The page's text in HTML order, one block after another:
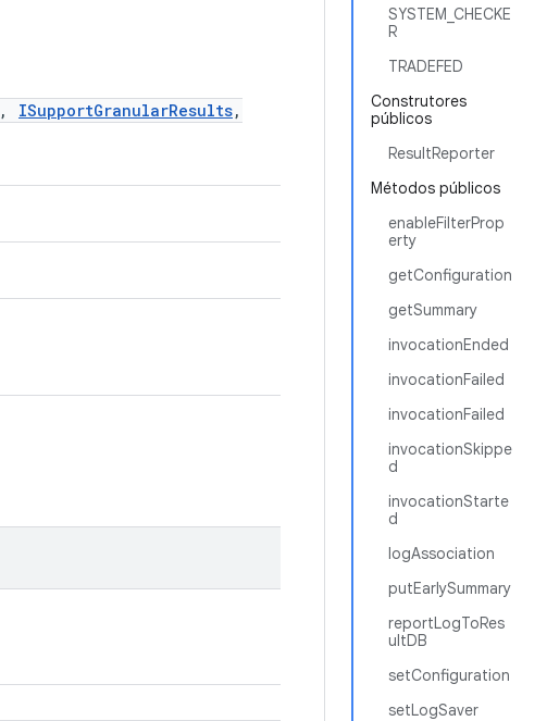
SYSTEM_CHECKE
R
TRADEFED
Construtores
públicos
ResultReporter
Métodos públicos
enableFilterProp
erty
getConfiguration
getSummary
invocationEnded
invocationFailed
invocationFailed
invocationSkippe
d
invocationStarte
d
logAssociation
putEarlySummary
reportLogToRes
ultDB
setConfiguration
setLogSaver
, ISupportGranularResults,